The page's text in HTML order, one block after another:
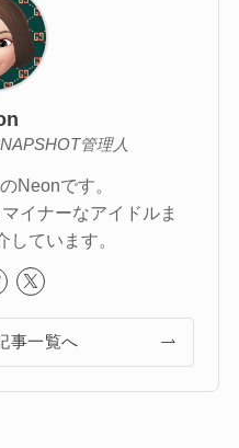
管理人
Neonです。
イナーなアイドルま
しています。
事一覧へ